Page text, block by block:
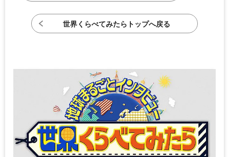
世界くらべてみたらトップへ戻る